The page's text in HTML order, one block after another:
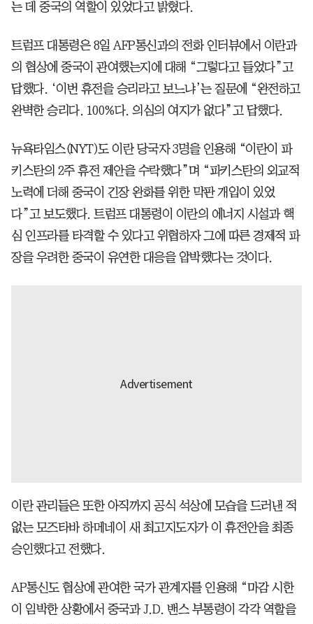
는 데 중국의 역할이 있었다고 밝혔다.
트럼프 대통령은 8일 AFP통신과의 전화 인터뷰에서 이란과
의 협상에 중국이 관여했는지에 대해 “그렇다고 들었다”고
답했다. ‘이번 휴전을 승리라고 보느냐’는 질문에 “완전하고
완벽한 승리다. 100%다. 의심의 여지가 없다”고 답했다.
뉴욕타임스(NYT)도 이란 당국자 3명을 인용해 “이란이 파
키스탄의 2주 휴전 제안을 수락했다”며 “파키스탄의 외교적
노력에 더해 중국이 긴장 완화를 위한 막판 개입이 있었
다”고 보도했다. 트럼프 대통령이 이란의 에너지 시설과 핵
심 인프라를 타격할 수 있다고 위협하자 그에 따른 경제적 파
장을 우려한 중국이 유연한 대응을 압박했다는 것이다.
이란 관리들은 또한 아직까지 공식 석상에 모습을 드러낸 적
없는 모즈타바 하메네이 새 최고지도자가 이 휴전안을 최종
승인했다고 전했다.
AP통신도 협상에 관여한 국가 관계자를 인용해 “마감 시한
이 임박한 상황에서 중국과 J.D. 밴스 부통령이 각각 역할을